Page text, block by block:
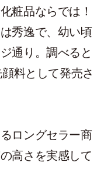
粧品ならでは！
秀逸で、幼い頃
通り。調べると
料として発売さ
ロングセラー商
高さを実感して